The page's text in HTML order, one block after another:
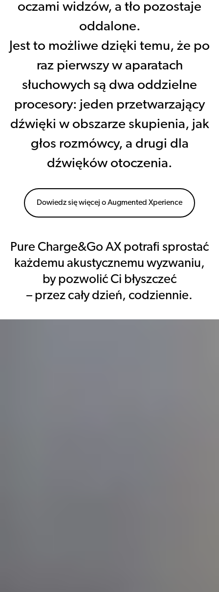
oczami widzów, a tło pozostaje
oddalone.
Jest to możliwe dzięki temu, że po
raz pierwszy w aparatach
słuchowych są dwa oddzielne
procesory: jeden przetwarzający
dźwięki w obszarze skupienia, jak
głos rozmówcy, a drugi dla
dźwięków otoczenia.
Dowiedz się więcej o Augmented Xperience
Pure Charge&Go AX potrafi sprostać
każdemu akustycznemu wyzwaniu,
by pozwolić Ci błyszczeć
– przez cały dzień, codziennie.